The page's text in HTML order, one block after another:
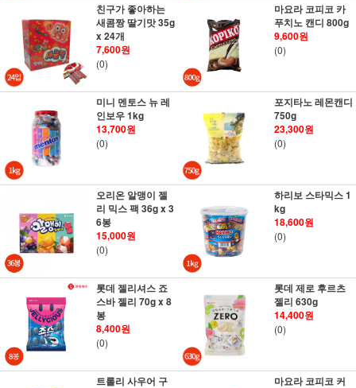
친구가 좋아하는
새콤짱 딸기맛 35g
x 24개
7,600원
(0)
마요라 코피코 카
푸치노 캔디 800g
9,600원
(0)
미니 멘토스 뉴 레
인보우 1kg
13,700원
(0)
포지타노 레몬캔디
750g
23,300원
(0)
오리온 알맹이 젤
리 믹스 팩 36g x 3
6봉
15,000원
(0)
하리보 스타믹스 1
kg
18,600원
(0)
롯데 젤리셔스 죠
스바 젤리 70g x 8
봉
8,400원
(0)
롯데 제로 후르츠
젤리 630g
14,400원
(0)
트롤리 사우어 구
마요라 코피코 커